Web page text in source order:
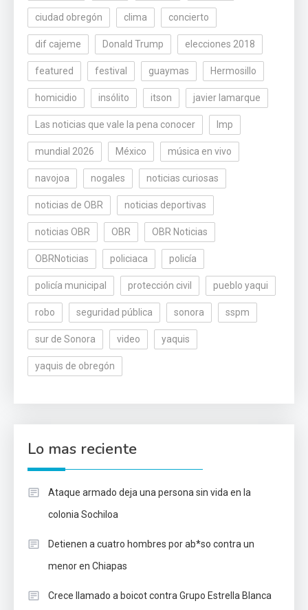
ciudad obregón clima concierto
dif cajeme Donald Trump elecciones 2018
featured festival guaymas Hermosillo
homicidio insólito itson javier lamarque
Las noticias que vale la pena conocer lmp
mundial 2026 México música en vivo
navojoa nogales noticias curiosas
noticias de OBR noticias deportivas
noticias OBR OBR OBR Noticias
OBRNoticias policiaca policía
policía municipal protección civil pueblo yaqui
robo seguridad pública sonora sspm
sur de Sonora video yaquis
yaquis de obregón
Lo mas reciente
Ataque armado deja una persona sin vida en la
colonia Sochiloa
Detienen a cuatro hombres por ab*so contra un
menor en Chiapas
Crece llamado a boicot contra Grupo Estrella Blanca